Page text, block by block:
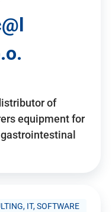
of
equipment for
IT, SOFTWARE